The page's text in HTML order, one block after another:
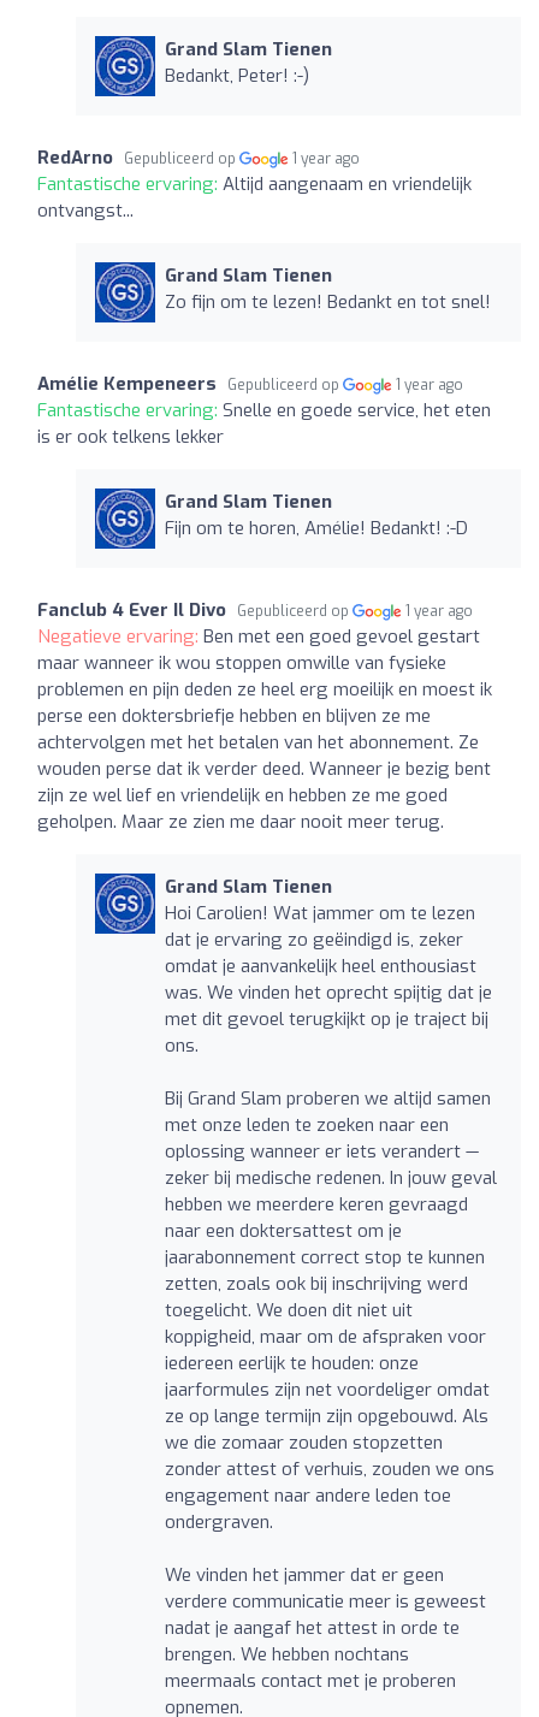
Grand Slam Tienen
Bedankt, Peter! :-)
RedArno Gepubliceerd op 1 year ago
Fantastische ervaring: Altijd aangenaam en vriendelijk
ontvangst...
Grand Slam Tienen
Zo fijn om te lezen! Bedankt en tot snel!
Amélie Kempeneers Gepubliceerd op 1 year ago
Fantastische ervaring: Snelle en goede service, het eten
is er ook telkens lekker
Grand Slam Tienen
Fijn om te horen, Amélie! Bedankt! :-D
Fanclub 4 Ever Il Divo Gepubliceerd op 1 year ago
Negatieve ervaring: Ben met een goed gevoel gestart
maar wanneer ik wou stoppen omwille van fysieke
problemen en pijn deden ze heel erg moeilijk en moest ik
perse een doktersbriefje hebben en blijven ze me
achtervolgen met het betalen van het abonnement. Ze
wouden perse dat ik verder deed. Wanneer je bezig bent
zijn ze wel lief en vriendelijk en hebben ze me goed
geholpen. Maar ze zien me daar nooit meer terug.
Grand Slam Tienen
Hoi Carolien! Wat jammer om te lezen
dat je ervaring zo geëindigd is, zeker
omdat je aanvankelijk heel enthousiast
was. We vinden het oprecht spijtig dat je
met dit gevoel terugkijkt op je traject bij
ons.
Bij Grand Slam proberen we altijd samen
met onze leden te zoeken naar een
oplossing wanneer er iets verandert —
zeker bij medische redenen. In jouw geval
hebben we meerdere keren gevraagd
naar een doktersattest om je
jaarabonnement correct stop te kunnen
zetten, zoals ook bij inschrijving werd
toegelicht. We doen dit niet uit
koppigheid, maar om de afspraken voor
iedereen eerlijk te houden: onze
jaarformules zijn net voordeliger omdat
ze op lange termijn zijn opgebouwd. Als
we die zomaar zouden stopzetten
zonder attest of verhuis, zouden we ons
engagement naar andere leden toe
ondergraven.
We vinden het jammer dat er geen
verdere communicatie meer is geweest
nadat je aangaf het attest in orde te
brengen. We hebben nochtans
meermaals contact met je proberen
opnemen.